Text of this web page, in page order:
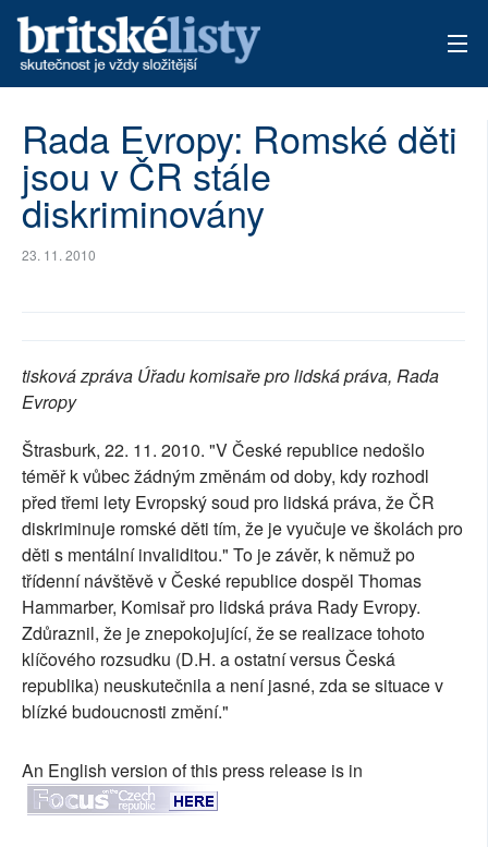
ARCHIV
TÉMATA
AUTOŘI
Rada Evropy: Romské děti
jsou v ČR stále
diskriminovány
23. 11. 2010
tisková zpráva Úřadu komisaře pro lidská práva, Rada
Evropy
Štrasburk, 22. 11. 2010. "V České republice nedošlo
téměř k vůbec žádným změnám od doby, kdy rozhodl
před třemi lety Evropský soud pro lidská práva, že ČR
diskriminuje romské děti tím, že je vyučuje ve školách pro
děti s mentální invaliditou." To je závěr, k němuž po
třídenní návštěvě v České republice dospěl Thomas
Hammarber, Komisař pro lidská práva Rady Evropy.
Zdůraznil, že je znepokojující, že se realizace tohoto
klíčového rozsudku (D.H. a ostatní versus Česká
republika) neuskutečnila a není jasné, zda se situace v
blízké budoucnosti změní."
An English version of this press release is in